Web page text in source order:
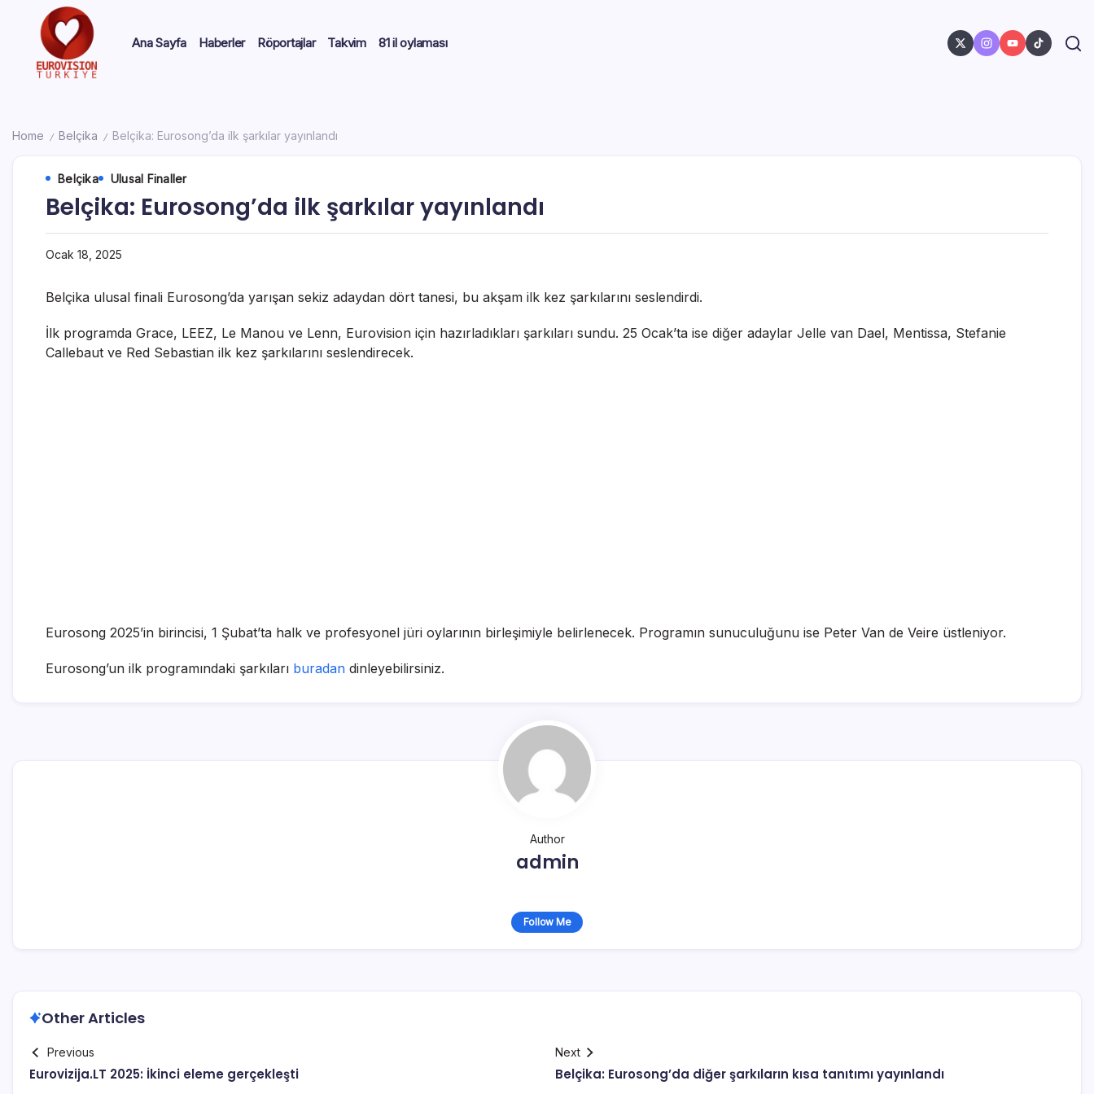
Ana Sayfa Haberler Röportajlar Takvim 81 il oylaması
Home / Belçika / Belçika: Eurosong’da ilk şarkılar yayınlandı
Belçika Ulusal Finaller
Belçika: Eurosong’da ilk şarkılar yayınlandı
Ocak 18, 2025
Belçika ulusal finali Eurosong’da yarışan sekiz adaydan dört tanesi, bu akşam ilk kez şarkılarını seslendirdi.
İlk programda Grace, LEEZ, Le Manou ve Lenn, Eurovision için hazırladıkları şarkıları sundu. 25 Ocak’ta ise diğer adaylar Jelle van Dael, Mentissa, Stefanie
Callebaut ve Red Sebastian ilk kez şarkılarını seslendirecek.
Eurosong 2025’in birincisi, 1 Şubat’ta halk ve profesyonel jüri oylarının birleşimiyle belirlenecek. Programın sunuculuğunu ise Peter Van de Veire üstleniyor.
Eurosong’un ilk programındaki şarkıları buradan dinleyebilirsiniz.
Author
admin
Follow Me
Other Articles
Previous
Eurovizija.LT 2025: İkinci eleme gerçekleşti
Next
Belçika: Eurosong’da diğer şarkıların kısa tanıtımı yayınlandı